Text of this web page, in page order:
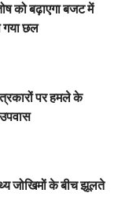
को बढ़ाएगा बजट में
गया छल
पर हमले के
जोखिमों के बीच झूलते